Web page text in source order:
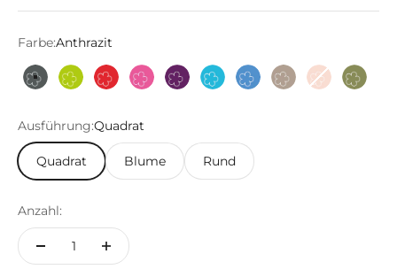
Farbe:Anthrazit
AnthrazitLimette
Rot Pink Lila TürkisHellblauTaupeAltrosaOlive
Ausführung:Quadrat
Quadrat Blume Rund
Anzahl: